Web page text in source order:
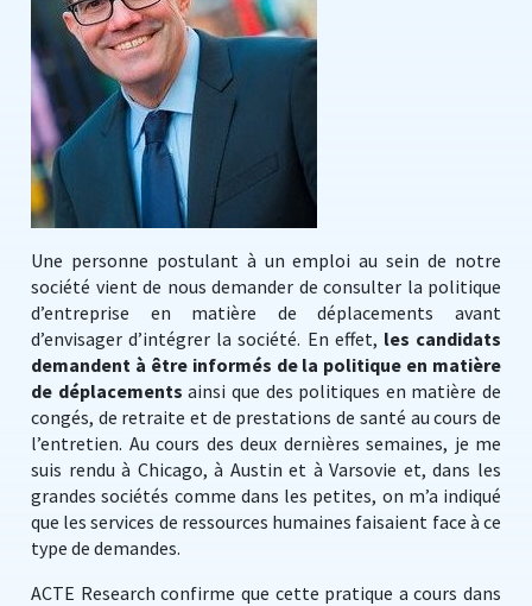
Une personne postulant à un emploi au sein de notre
société vient de nous demander de consulter la politique
d’entreprise en matière de déplacements avant
d’envisager d’intégrer la société. En effet, les candidats
demandent à être informés de la politique en matière
de déplacements ainsi que des politiques en matière de
congés, de retraite et de prestations de santé au cours de
l’entretien. Au cours des deux dernières semaines, je me
suis rendu à Chicago, à Austin et à Varsovie et, dans les
grandes sociétés comme dans les petites, on m’a indiqué
que les services de ressources humaines faisaient face à ce
type de demandes.
ACTE Research confirme que cette pratique a cours dans